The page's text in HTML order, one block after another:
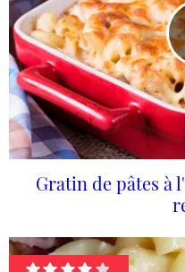
Gratin de pâtes à